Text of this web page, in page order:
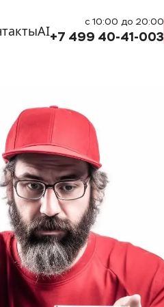
AI
с 10:00 до 20:00
+7 499 40-41-003